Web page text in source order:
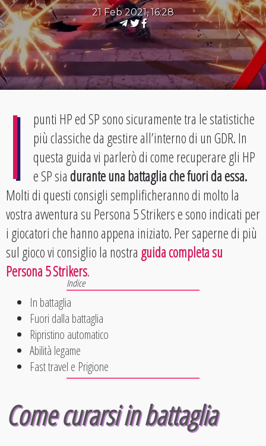
21 Feb 2021, 16:28
I
punti HP ed SP sono sicuramente tra le statistiche
più classiche da gestire all’interno di un GDR. In
questa guida vi parlerò di come recuperare gli HP
e SP siadurante una battaglia che fuori da essa.
Molti di questi consigli semplificheranno di molto la
vostra avventura su Persona 5 Strikers e sono indicati per
i giocatori che hanno appena iniziato. Per saperne di più
sul gioco vi consiglio la nostra guida completa su
Persona 5 Strikers.
In battaglia
Fuori dalla battaglia
Ripristino automatico
Abilità legame
Fast travel e Prigione
Come curarsi in battaglia